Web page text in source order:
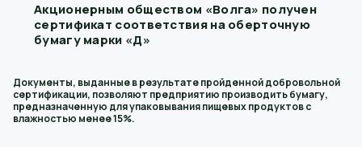
Акционерным обществом «Волга» получен
сертификат соответствия на оберточную
бумагу марки «Д»
Документы, выданные в результате пройденной добровольной
сертификации, позволяют предприятию производить бумагу,
предназначенную для упаковывания пищевых продуктов с
влажностью менее 15%.